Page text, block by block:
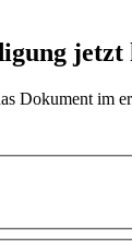
jetzt
Dokument im